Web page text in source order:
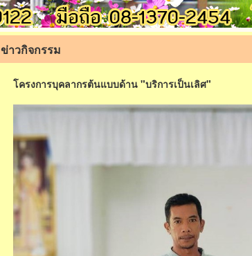
ข่าวกิจกรรม
โครงการบุคลากรต้นแบบด้าน "บริการเป็นเลิศ"